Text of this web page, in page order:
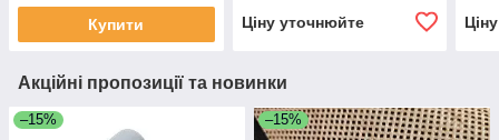
Купити Ціну уточнюйте
Акційні пропозиції та новинки
–15% –15%